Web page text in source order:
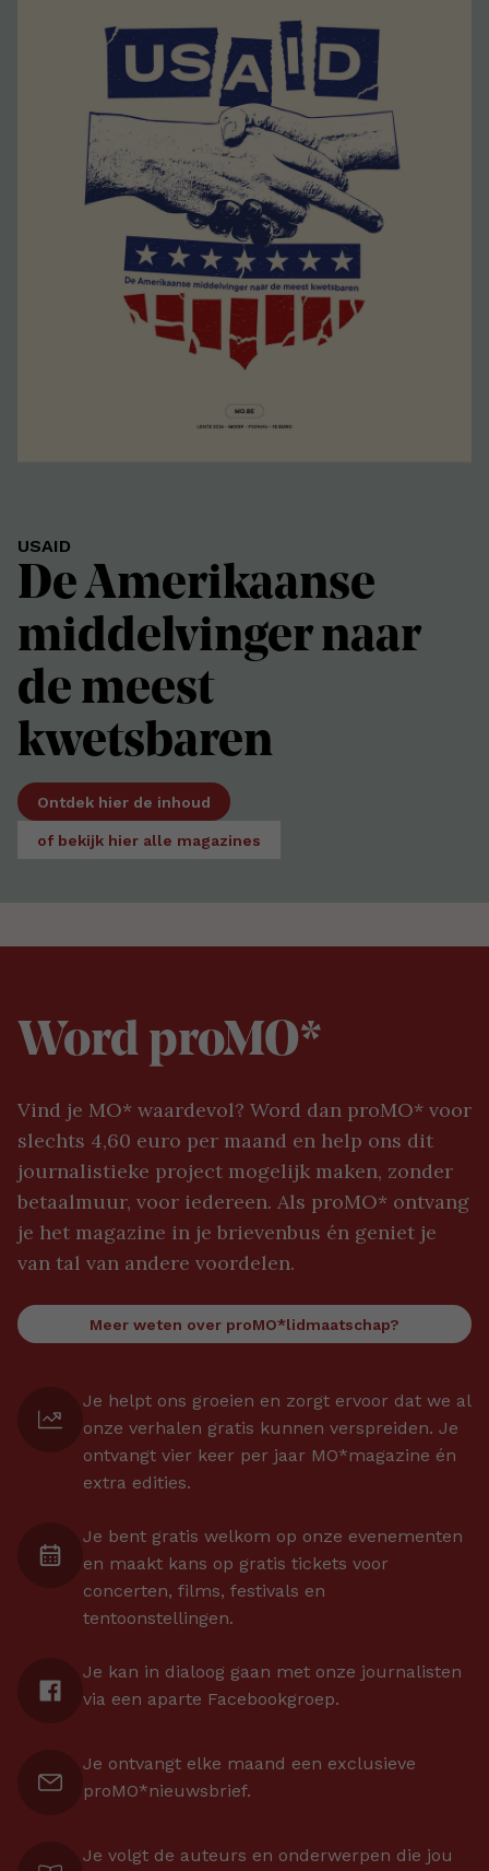
USAID
De Amerikaanse
middelvinger naar
de meest
kwetsbaren
Ontdek hier de inhoud
of bekijk hier alle magazines
Word proMO*
Vind je MO* waardevol? Word dan proMO* voor
slechts 4,60 euro per maand en help ons dit
journalistieke project mogelijk maken, zonder
betaalmuur, voor iedereen. Als proMO* ontvang
je het magazine in je brievenbus én geniet je
van tal van andere voordelen.
Meer weten over proMO*lidmaatschap?
Je helpt ons groeien en zorgt ervoor dat we al
onze verhalen gratis kunnen verspreiden. Je
ontvangt vier keer per jaar MO*magazine én
extra edities.
Je bent gratis welkom op onze evenementen
en maakt kans op gratis tickets voor
concerten, films, festivals en
tentoonstellingen.
Je kan in dialoog gaan met onze journalisten
via een aparte Facebookgroep.
Je ontvangt elke maand een exclusieve
proMO*nieuwsbrief.
Je volgt de auteurs en onderwerpen die jou